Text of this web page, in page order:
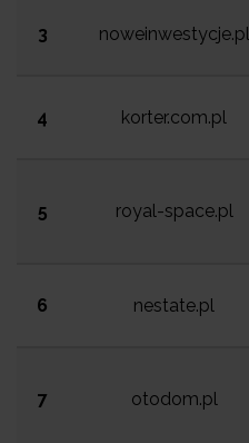
3 noweinwestycje.pl
4 korter.com.pl
5 royal-space.pl
6 nestate.pl
7 otodom.pl